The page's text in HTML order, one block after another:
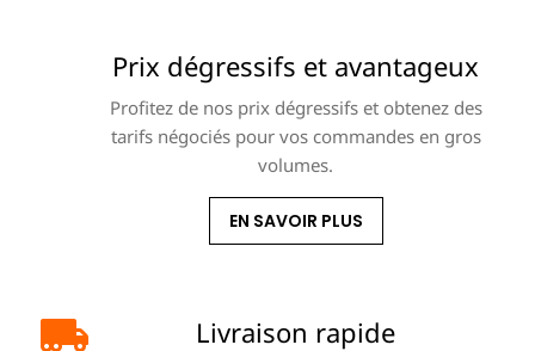
Prix dégressifs et avantageux
Profitez de nos prix dégressifs et obtenez des
tarifs négociés pour vos commandes en gros
volumes.
EN SAVOIR PLUS
Livraison rapide